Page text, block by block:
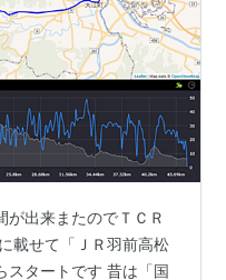
が出来またのでＴＣＲ
載せて「ＪＲ羽前高松
スタートです 昔は「国